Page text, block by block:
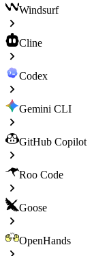
Windsurf
Cline
Codex
Gemini CLI
GitHub Copilot
Roo Code
Goose
OpenHands